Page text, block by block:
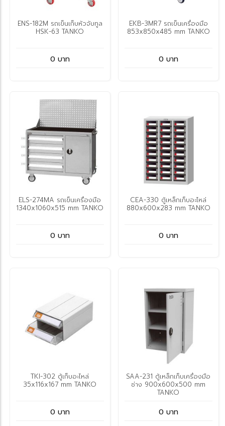
ENS-182M รถเข็นเก็บหัวจับทูล
HSK-63 TANKO
0 บาท
EKB-3MR7 รถเข็นเครื่องมือ
853x850x485 mm TANKO
0 บาท
ELS-274MA รถเข็นเครื่องมือ
1340x1060x515 mm TANKO
0 บาท
CEA-330 ตู้เหล็กเก็บอะไหล่
880x600x283 mm TANKO
0 บาท
TKI-302 ตู้เก็บอะไหล่
35x116x167 mm TANKO
0 บาท
SAA-231 ตู้เหล็กเก็บเครื่องมือ
ช่าง 900x600x500 mm
TANKO
0 บาท